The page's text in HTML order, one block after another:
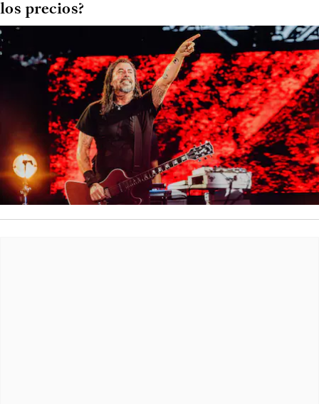
los precios?